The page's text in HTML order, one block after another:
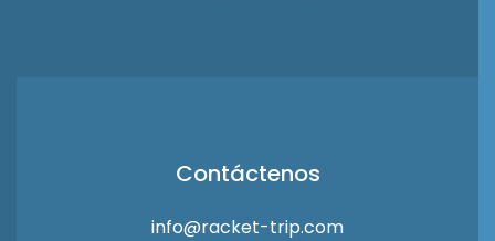
Contáctenos
info@racket-trip.com